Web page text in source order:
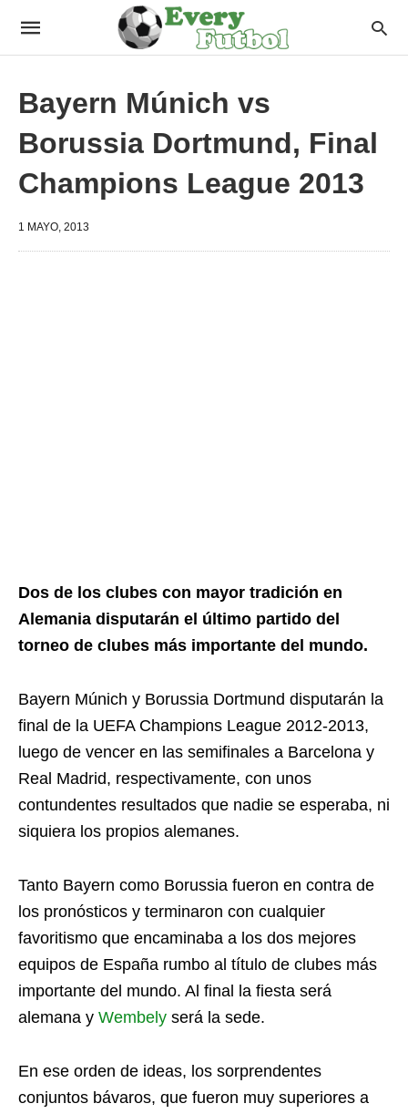
Bayern Múnich vs
Borussia Dortmund, Final
Champions League 2013
1 MAYO, 2013
Dos de los clubes con mayor tradición en
Alemania disputarán el último partido del
torneo de clubes más importante del mundo.
Bayern Múnich y Borussia Dortmund disputarán la
final de la UEFA Champions League 2012-2013,
luego de vencer en las semifinales a Barcelona y
Real Madrid, respectivamente, con unos
contundentes resultados que nadie se esperaba, ni
siquiera los propios alemanes.
Tanto Bayern como Borussia fueron en contra de
los pronósticos y terminaron con cualquier
favoritismo que encaminaba a los dos mejores
equipos de España rumbo al título de clubes más
importante del mundo. Al final la fiesta será
alemana y Wembely será la sede.
En ese orden de ideas, los sorprendentes
conjuntos bávaros, que fueron muy superiores a